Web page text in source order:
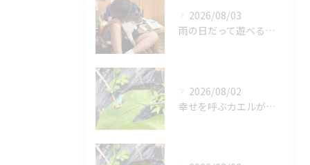
2026/08/03
雨の日だって遊べるよー！
2026/08/02
幸せを呼ぶカエルが来てくれた！